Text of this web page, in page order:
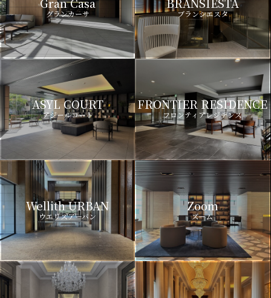
グランカーサ ブランシエスタ
ASYL COURT
アジールコート
FRONTIER RESIDENCE
フロンティアレジデンス
Wellith URBAN
ウエリスアーバン
Zoom
ズーム